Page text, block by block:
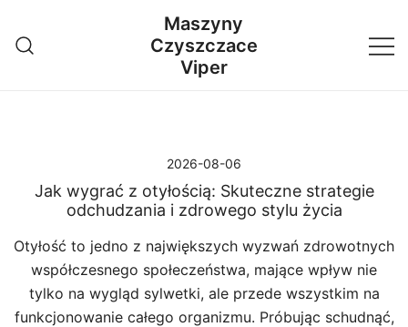
treści
Maszyny
Czyszczace
Viper
2026-08-06
Jak wygrać z otyłością: Skuteczne strategie
odchudzania i zdrowego stylu życia
Otyłość to jedno z największych wyzwań zdrowotnych
współczesnego społeczeństwa, mające wpływ nie
tylko na wygląd sylwetki, ale przede wszystkim na
funkcjonowanie całego organizmu. Próbując schudnąć,